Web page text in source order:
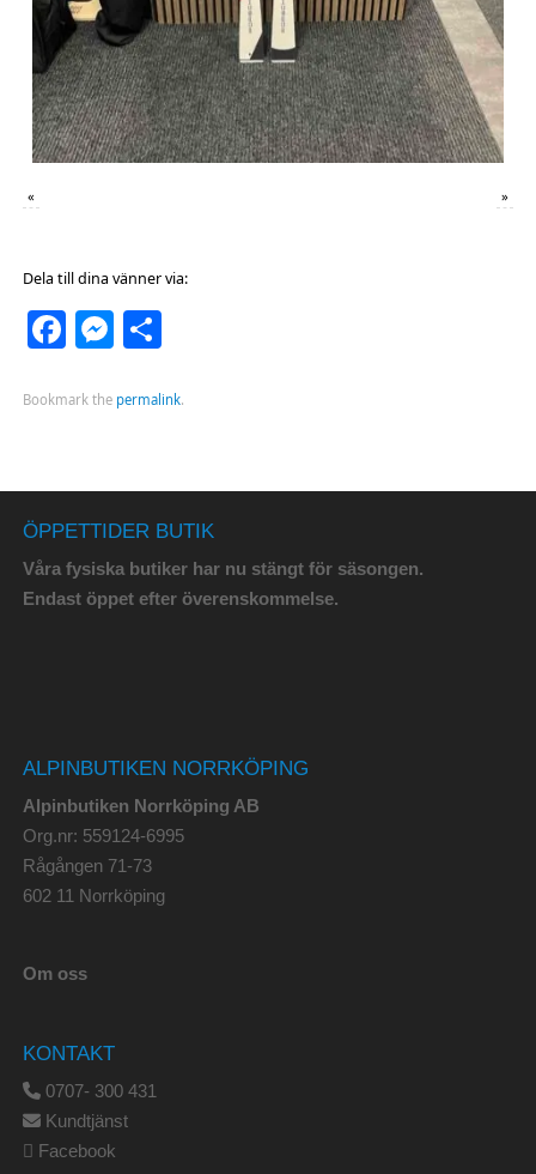
« »
Dela till dina vänner via:
Facebook
Messenger
Dela
Bookmark the permalink.
ÖPPETTIDER BUTIK
Våra fysiska butiker har nu stängt för säsongen.
Endast öppet efter överenskommelse.
ALPINBUTIKEN NORRKÖPING
Alpinbutiken Norrköping AB
Org.nr: 559124-6995
Rågången 71-73
602 11 Norrköping
Om oss
KONTAKT
0707- 300 431
Kundtjänst
Facebook